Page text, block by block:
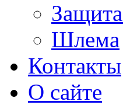
Шлема
Контакты
О сайте